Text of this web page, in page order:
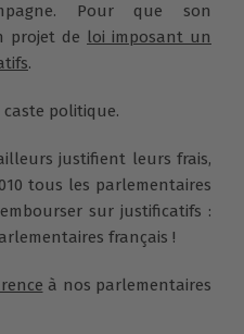
Pour que son
projet de loi imposant un
.
politique.
justifient leurs frais,
tous les parlementaires
sur justificatifs :
français !
à nos parlementaires